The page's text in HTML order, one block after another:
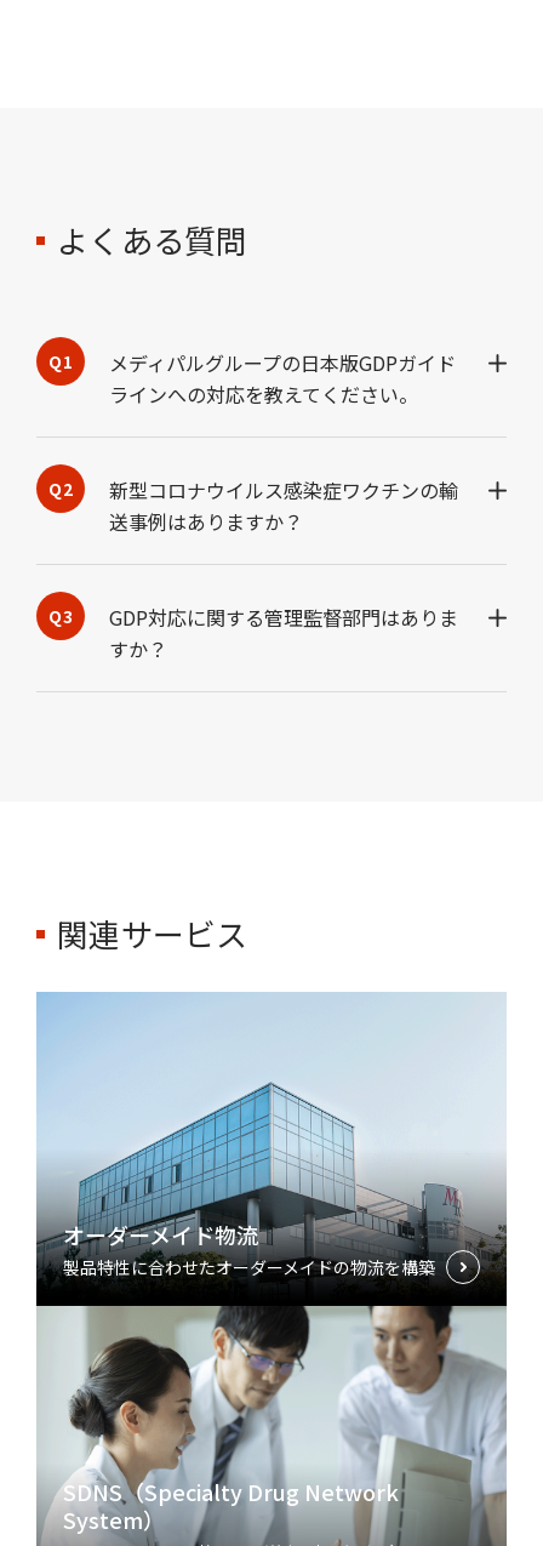
よくある質問
メディパルグループの日本版GDPガイド
ラインへの対応を教えてください。
新型コロナウイルス感染症ワクチンの輸
送事例はありますか？
GDP対応に関する管理監督部門はありま
すか？
関連サービス
オーダーメイド物流
製品特性に合わせたオーダーメイドの物流を構築
SDNS（Specialty Drug Network
System）